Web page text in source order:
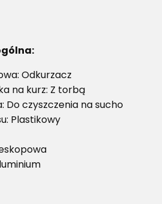
Odkurzacz
na kurz: Z torbą
Do czyszczenia na sucho
Plastikowy